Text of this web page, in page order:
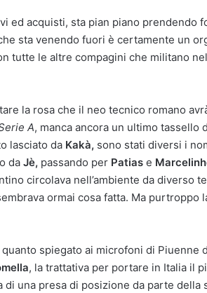
ed acquisti, sta pian piano prendendo
sta venendo fuori è certamente un
tutte le altre compagini che militano
la rosa che il neo tecnico romano
A, manca ancora un ultimo tassello
lasciato da Kakà, sono stati diversi i
da Jè, passando per Patias e
circolava nell’ambiente da diverso
ormai cosa fatta. Ma purtroppo
spiegato ai microfoni di Piuenne
, la trattativa per portare in Italia il
di una presa di posizione da parte